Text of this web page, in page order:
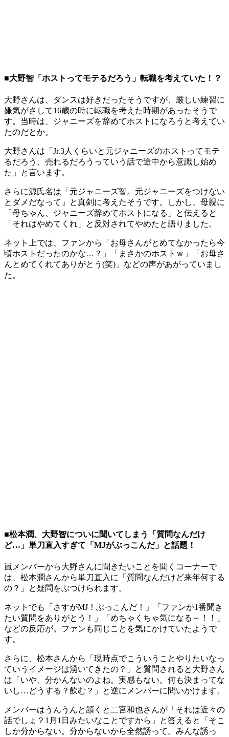
■大野智「ホストってモテるだろう」転職を考えていた！？
大野さんは、ダンスは好きだったそうですが、厳しい練習に
嫌気がさして16歳の時に転職を考えた時期があったそうで
す。当時は、ジャニーズを辞めてホストになろうと考えてい
たのだとか。
大野さんは「Jr.3人くらいと元ジャニーズのホストってモテ
るだろう、売れるだろうっていう話で途中から意識し始め
た」と言います。
さらに源氏名は「元ジャニーズ智。元ジャニーズをつけない
とダメだなって」と真剣に考えたそうです。しかし、母親に
「母ちゃん、ジャニーズ辞めてホストになる」と伝えると
「それはやめてくれ」と反対されてやめたと語りました。
ネット上では、ファンから「お母さんがとめてなかったら今
頃ホストだったのかな…？」「まさかのホストｗ」「お母さ
んとめてくれてありがとう(笑)」などの声があがっていまし
た。
■松本潤、大野智についに聞いてしまう「質問なんだけ
ど…」単刀直入すぎて「MJがぶっこんだ」と話題！
嵐メンバーから大野さんに聞きたいことを聞くコーナーで
は、松本潤さんから単刀直入に「質問なんだけど来年何する
の？」と疑問をぶつけられます。
ネットでも「さすがMJ！ぶっこんだ！」「ファンが1番聞き
たい質問をありがとう！」「めちゃくちゃ気になる～！！」
などの反応が。ファンも同じことを気にかけていたようで
す。
さらに、松本さんから「現時点でこういうことやりたいなっ
ていうイメージは湧いてきたの？」と質問されると大野さん
は「いや、分かんないのよね。実感もない。何も決まってな
いし…どうする？飲む？」と逆にメンバーに問いかけます。
メンバーはうんうんと頷くと二宮和也さんが「それは近々の
話でしょ？1月1日みたいなことですから」と答えると「そこ
しか分からない。分からないから全然誘って。みんな誘っ